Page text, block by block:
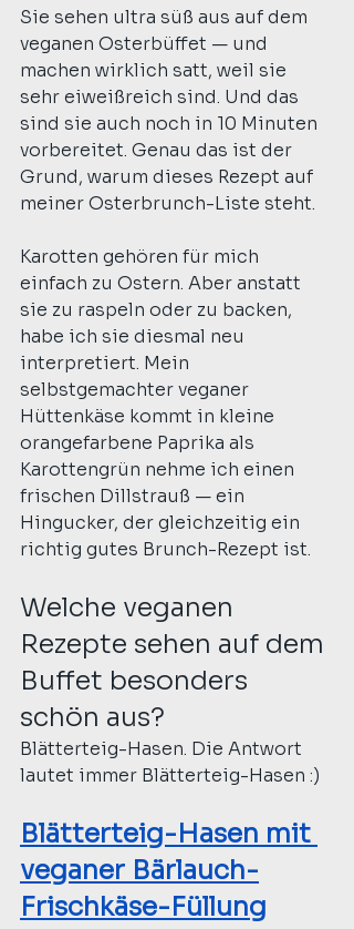
Sie sehen ultra süß aus auf dem
veganen Osterbüffet — und
machen wirklich satt, weil sie
sehr eiweißreich sind. Und das
sind sie auch noch in 10 Minuten
vorbereitet. Genau das ist der
Grund, warum dieses Rezept auf
meiner Osterbrunch-Liste steht.
Karotten gehören für mich
einfach zu Ostern. Aber anstatt
sie zu raspeln oder zu backen,
habe ich sie diesmal neu
interpretiert. Mein
selbstgemachter veganer
Hüttenkäse kommt in kleine
orangefarbene Paprika als
Karottengrün nehme ich einen
frischen Dillstrauß — ein
Hingucker, der gleichzeitig ein
richtig gutes Brunch-Rezept ist.
Welche veganen
Rezepte sehen auf dem
Buffet besonders
schön aus?
Blätterteig-Hasen. Die Antwort
lautet immer Blätterteig-Hasen :)
Blätterteig-Hasen mit
veganer Bärlauch-
Frischkäse-Füllung